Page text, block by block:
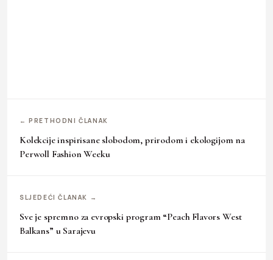
← PRETHODNI ČLANAK
Kolekcije inspirisane slobodom, prirodom i ekologijom na
Perwoll Fashion Weeku
SLJEDEĆI ČLANAK →
Sve je spremno za evropski program “Peach Flavors West
Balkans” u Sarajevu